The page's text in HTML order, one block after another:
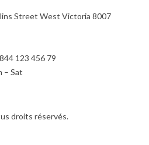
Street West Victoria 8007
123 456 79
– Sat
droits réservés.